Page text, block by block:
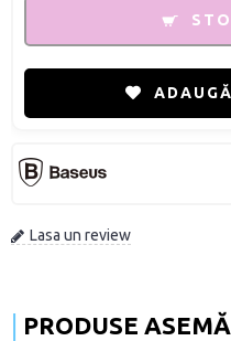
Lasa un review
PRODUSE